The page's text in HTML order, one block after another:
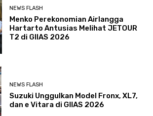
NEWS FLASH
Menko Perekonomian Airlangga
Hartarto Antusias Melihat JETOUR
T2 di GIIAS 2026
NEWS FLASH
Suzuki Unggulkan Model Fronx, XL7,
dan e Vitara di GIIAS 2026